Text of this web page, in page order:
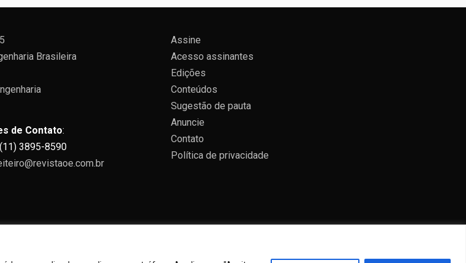
Brasileira
de Contato:
3895-8590
Assine
Acesso assinantes
Edições
Conteúdos
Sugestão de pauta
Anuncie
Contato
Política de privacidade